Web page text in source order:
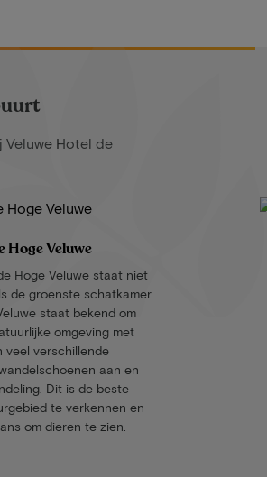
Veluwe Hotel de
Hoge Veluwe
Hoge Veluwe staat niet
de groenste schatkamer
staat bekend om
omgeving met
veel verschillende
aan en
Dit is de beste
te verkennen en
om dieren te zien.